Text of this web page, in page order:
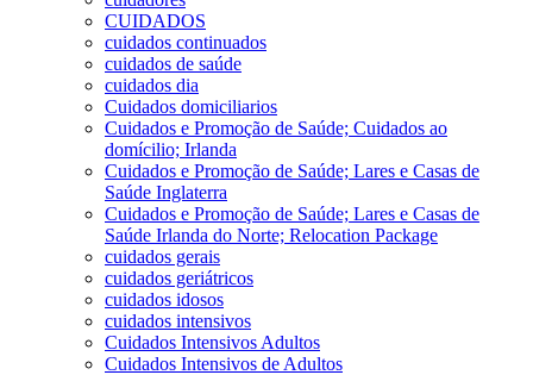
CUIDADOS
cuidados continuados
cuidados de saúde
cuidados dia
Cuidados domiciliarios
Cuidados e Promoção de Saúde; Cuidados ao
domícilio; Irlanda
Cuidados e Promoção de Saúde; Lares e Casas de
Saúde Inglaterra
Cuidados e Promoção de Saúde; Lares e Casas de
Saúde Irlanda do Norte; Relocation Package
cuidados gerais
cuidados geriátricos
cuidados idosos
cuidados intensivos
Cuidados Intensivos Adultos
Cuidados Intensivos de Adultos